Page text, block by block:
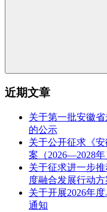
近期文章
关于第一批安徽
的公示
关于公开征求《
案（2026—2028
关于征求进一步
度融合发展行动
关于开展2026年
通知